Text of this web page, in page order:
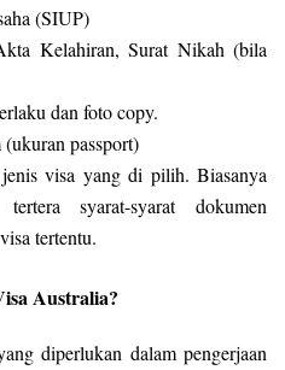
(SIUP)
Kelahiran, Surat Nikah (bila
dan foto copy.
passport)
visa yang di pilih. Biasanya
syarat-syarat dokumen
tertentu.
Australia?
diperlukan dalam pengerjaan